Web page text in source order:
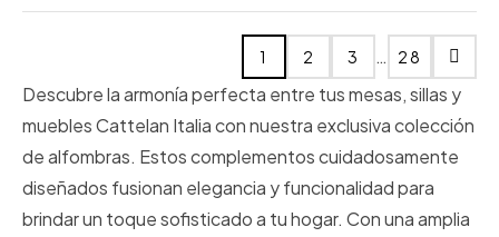
1 2 3 … 28
Descubre la armonía perfecta entre tus mesas, sillas y
muebles Cattelan Italia con nuestra exclusiva colección
de alfombras. Estos complementos cuidadosamente
diseñados fusionan elegancia y funcionalidad para
brindar un toque sofisticado a tu hogar. Con una amplia